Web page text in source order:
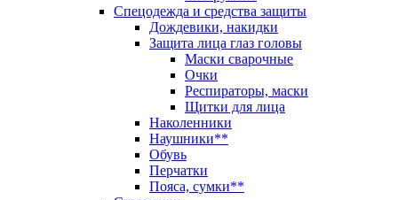
Спецодежда и средства защиты
Дождевики, накидки
Защита лица глаз головы
Маски сварочные
Очки
Респираторы, маски
Щитки для лица
Наколенники
Наушники**
Обувь
Перчатки
Пояса, сумки**